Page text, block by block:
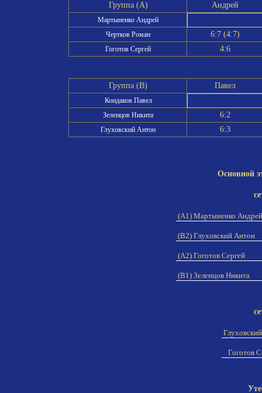
Группа (A) Андрей
Мартыненко Андрей
Чертков Роман
6:7 (4:7)
Гоготов Сергей 4:6
Группа (B) Павел
Кондаков Павел
Зеленцов Никита
6:2
Глуховский Антон 6:3
Основной
(A1) Мартыненко
(B2) Глуховский Антон
(A2) Гоготов Сергей
(B1) Зеленцов Никита
Гоготов